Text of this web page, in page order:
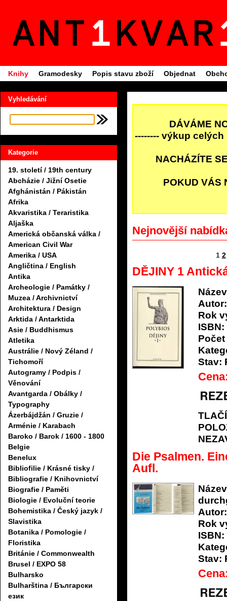
Knihy Gramodesky Popis stavu zboží Objednat
Vyhledávání
Kategorie
19. století / 19th century
Abcházie / Jižní Osetie
Afghánistán / Pákistán
Afrika
Akvaristika / Teraristika
Aljaška
Americká občanská válka /
American Civil War
Amerika / USA
Angličtina / English
Antika
Archeologie / Památky /
Muzea / Archivnictví
Architektura / Design
Arktida / Antarktida
Asie / Buddhismus
Atletika
Austrálie / Nový Zéland /
Tichomoří
Autogramy / Podpis /
Věnování
Avantgarda / Obálky /
Typography
Ázerbájdžán / Gruzie /
Arménie / Karabach
Baroko / Barok / 1600 - 1800
Belgie
Benelux
Bibliofilie / Krásné tisky /
Bibliografie / Knihovnictví
Biografie / Paměti
Biologie / Evoluční teorie
Bohemistika / Český jazyk /
Slavistika
Botanika / Pomologie /
Floristika
Británie / Commonwealth
Brusel / EXPO 58
Bulharsko
Bulharština / Български
език
DÁVÁME
-------- výkup
NACHÁZÍTE
POKUD VÁS
Nejnovější
1 2
DĚJINY 1
Autor:
Rok
ISBN:
Stav:
Die Psalmen.
Aufl.
Autor:
Rok
ISBN:
Stav: